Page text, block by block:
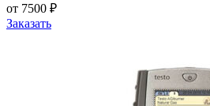
от 7500 ₽
Заказать